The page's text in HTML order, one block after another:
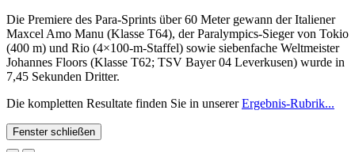
Die Premiere des Para-Sprints über 60 Meter gewann der Italiener
Maxcel Amo Manu (Klasse T64), der Paralympics-Sieger von Tokio
(400 m) und Rio (4×100-m-Staffel) sowie siebenfache Weltmeister
Johannes Floors (Klasse T62; TSV Bayer 04 Leverkusen) wurde in
7,45 Sekunden Dritter.
Die kompletten Resultate finden Sie in unsererErgebnis-Rubrik...
Fenster schließen